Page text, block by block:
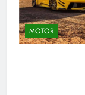
MOTOR